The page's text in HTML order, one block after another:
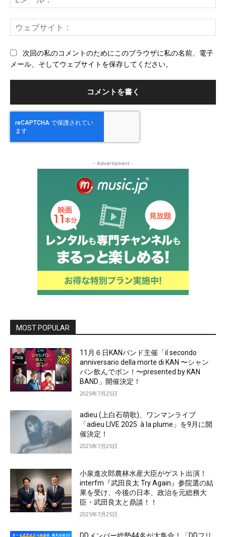
メ
ー
ェ
次回の私のコメントのためにこのブラウザに私の名前、電子
メール、そしてウェブサイトを保存してください。
- Advertisment -
MOST POPULAR
11月６日KANバンド主催「il secondo
anniversario della morte di KAN 〜シャン
パン飲んでポン！〜presented by KAN
BAND」開催決定！
2025年7月25日
adieu (上白石萌歌)、ワンマンライブ
「adieu LIVE 2025 à la plume」を9月に開
催決定！
2025年7月25日
小泉進次郎農林水産大臣がゲスト出演！
interfm『武田良太 Try Again』参院選の結
果を受け、今後の日本、政治を元総務大
臣・武田良太と鼎談！！
2025年7月25日